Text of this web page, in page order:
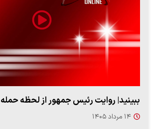
ببینید| روایت رئیس جمهور از لحظه
۱۴ مرداد ۱۴۰۵